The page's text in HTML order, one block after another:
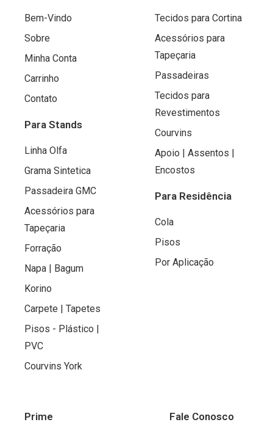
Bem-Vindo
Sobre
Minha Conta
Carrinho
Contato
Para Stands
Linha Olfa
Grama Sintetica
Passadeira GMC
Acessórios para
Tapeçaria
Forração
Napa | Bagum
Korino
Carpete | Tapetes
Pisos - Plástico |
PVC
Courvins York
Tecidos para Cortina
Acessórios para
Tapeçaria
Passadeiras
Tecidos para
Revestimentos
Courvins
Apoio | Assentos |
Encostos
Para Residência
Cola
Pisos
Por Aplicação
Prime Fale Conosco